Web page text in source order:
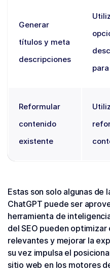
Generar
títulos y meta
descripciones
para
Reformular
contenido
existente
Estas son solo algunas de
ChatGPT puede ser
herramienta de
del SEO pueden
relevantes y mejorar la
su vez impulsa el
sitio web en los motores